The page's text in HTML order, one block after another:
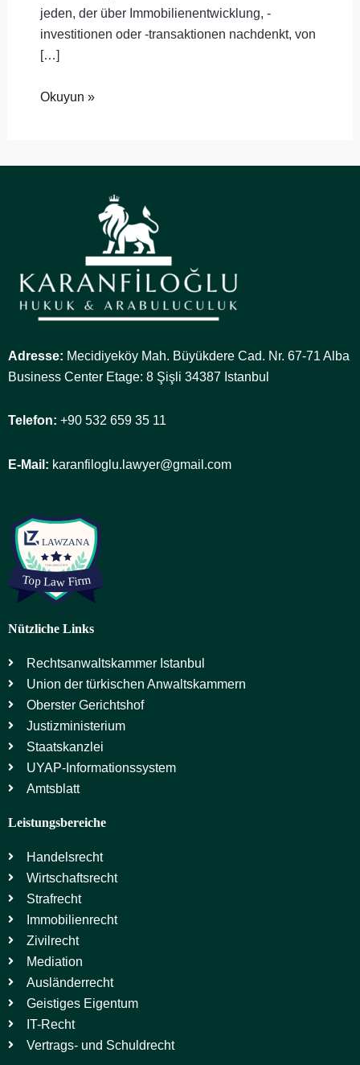
jeden, der über Immobilienentwicklung, -
investitionen oder -transaktionen nachdenkt, von
[…]
Okuyun »
Adresse: Mecidiyeköy Mah. Büyükdere Cad. Nr. 67-71 Alba
Business Center Etage: 8 Şişli 34387 Istanbul
Telefon: +90 532 659 35 11
E-Mail: karanfiloglu.lawyer@gmail.com
Nützliche Links
Rechtsanwaltskammer Istanbul
Union der türkischen Anwaltskammern
Oberster Gerichtshof
Justizministerium
Staatskanzlei
UYAP-Informationssystem
Amtsblatt
Leistungsbereiche
Handelsrecht
Wirtschaftsrecht
Strafrecht
Immobilienrecht
Zivilrecht
Mediation
Ausländerrecht
Geistiges Eigentum
IT-Recht
Vertrags- und Schuldrecht